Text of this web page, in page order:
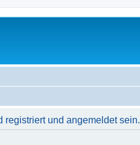
registriert und angemeldet sein.